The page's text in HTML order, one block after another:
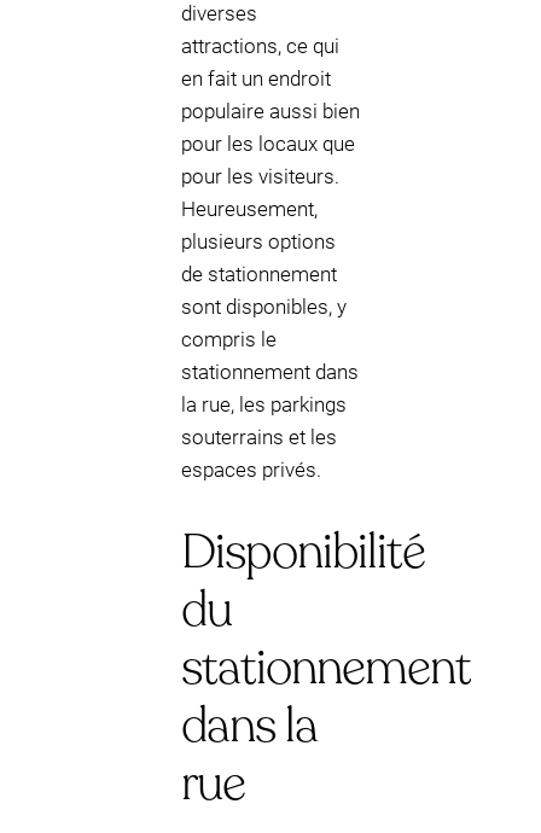
diverses
attractions, ce qui
en fait un endroit
populaire aussi bien
pour les locaux que
pour les visiteurs.
Heureusement,
plusieurs options
de stationnement
sont disponibles, y
compris le
stationnement dans
la rue, les parkings
souterrains et les
espaces privés.
Disponibilité
du
stationnement
dans la
rue